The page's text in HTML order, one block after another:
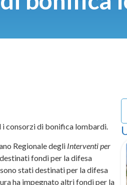
i consorzi di bonifica lombardi.
Regionale degli Interventi per
fondi per la difesa
stati destinati per la difesa
ha impegnato altri fondi per la